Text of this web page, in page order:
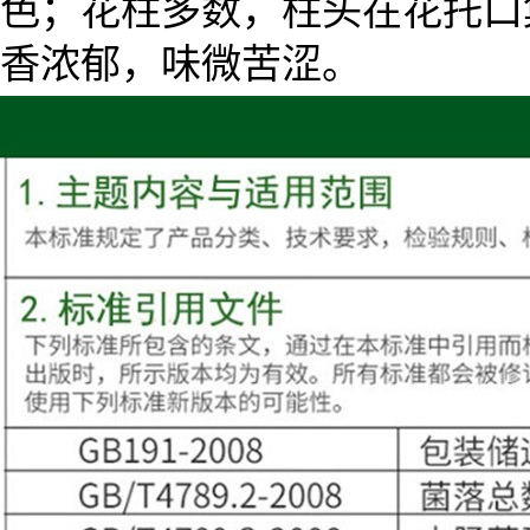
色；花柱多数，柱头在花托
香浓郁，味微苦涩。